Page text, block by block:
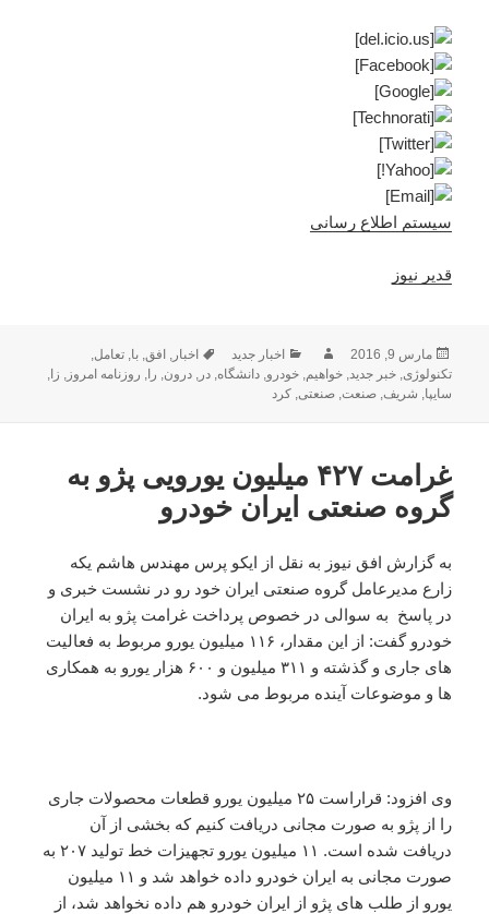
سیستم اطلاع رسانی
قدیر نیوز
ارسال
شده
در
مارس 9, 2016 نویسندهدسته‌ها
اخبار جدید برچسب‌ها
اخبار ,افق ,با ,تعامل
تکنولوژی ,خبر جدید ,خواهیم ,خودرو ,دانشگاه ,در ,درون را روزنامه امروز زا
سایپا شریف ,صنعت ,صنعتی ,کرد
غرامت ۴۲۷ میلیون یورویی پژو به
گروه صنعتی ایران خودرو
به گزارش افق نیوز به نقل از ایکو پرس مهندس هاشم یکه
زارع مدیرعامل گروه صنعتی ایران خود رو در نشست خبری و
در پاسخ به سوالی در خصوص پرداخت غرامت پژو به ایران
خودرو گفت: از این مقدار، ۱۱۶ میلیون یورو مربوط به فعالیت
های جاری و گذشته و ۳۱۱ میلیون و ۶۰۰ هزار یورو به همکاری
ها و موضوعات آینده مربوط می شود.
وی افزود: قراراست ۲۵ میلیون یورو قطعات محصولات جاری
را از پژو به صورت مجانی دریافت کنیم که بخشی از آن
دریافت شده است. ۱۱ میلیون یورو تجهیزات خط تولید ۲۰۷ به
صورت مجانی به ایران خودرو داده خواهد شد و ۱۱ میلیون
یورو از طلب های پژو از ایران خودرو هم داده نخواهد شد، از